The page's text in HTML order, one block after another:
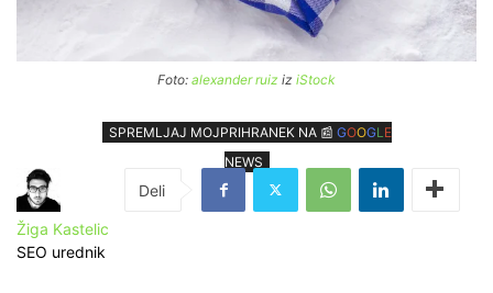
Foto: alexander ruiz iz iStock
SPREMLJAJ MOJPRIHRANEK NA 📰 GOOGL E
NEWS
Žiga Kastelic
SEO urednik